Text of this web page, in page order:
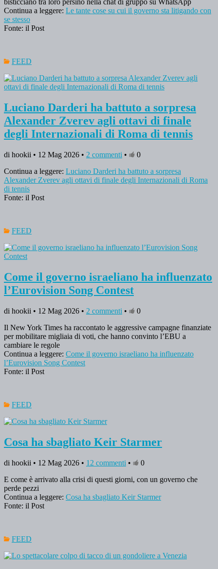
bisticciano tra loro persino nella chat di gruppo su WhatsApp
Continua a leggere: Le tante cose su cui il governo sta litigando con
se stesso
Fonte: il Post
FEED
Luciano Darderi ha battuto a sorpresa
Alexander Zverev agli ottavi di finale
degli Internazionali di Roma di tennis
di hookii • 12 Mag 2026 • 2 commenti •
0
Continua a leggere: Luciano Darderi ha battuto a sorpresa
Alexander Zverev agli ottavi di finale degli Internazionali di Roma
di tennis
Fonte: il Post
FEED
Come il governo israeliano ha influenzato
l’Eurovision Song Contest
di hookii • 12 Mag 2026 • 2 commenti •
0
Il New York Times ha raccontato le aggressive campagne finanziate
per mobilitare migliaia di voti, che hanno convinto l’EBU a
cambiare le regole
Continua a leggere: Come il governo israeliano ha influenzato
l’Eurovision Song Contest
Fonte: il Post
FEED
Cosa ha sbagliato Keir Starmer
di hookii • 12 Mag 2026 • 12 commenti •
0
E come è arrivato alla crisi di questi giorni, con un governo che
perde pezzi
Continua a leggere: Cosa ha sbagliato Keir Starmer
Fonte: il Post
FEED